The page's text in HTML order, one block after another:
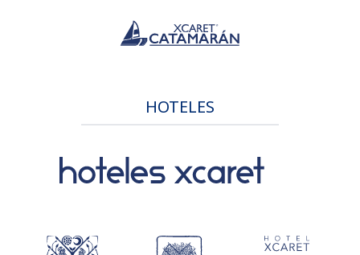
HOTELES